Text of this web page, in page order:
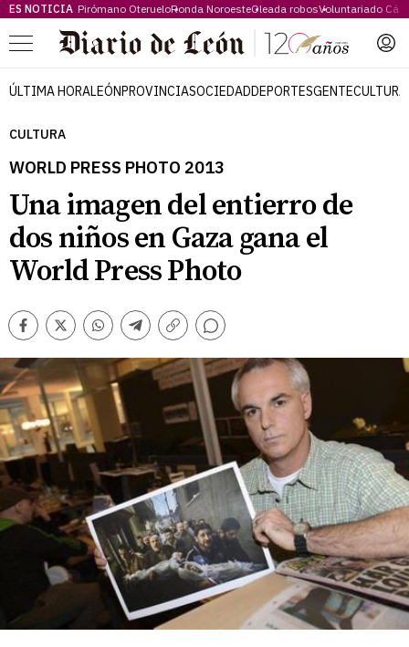
ES NOTICIA Pirómano OterueloRonda NoroesteOleada robosVoluntariado
Menú
ÚLTIMA HORALEÓNPROVINCIASOCIEDADDEPORTESGENTECULTURA
CULTURA
WORLD PRESS PHOTO 2013
Una imagen del entierro de
dos niños en Gaza gana el
World Press Photo
Facebook
TwitterWhatsappTelegram
Copiar
Comentarios